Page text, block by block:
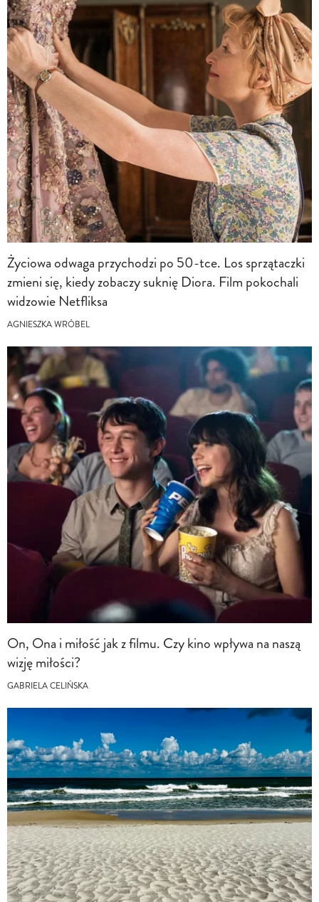
Życiowa odwaga przychodzi po 50-tce. Los sprzątaczki
zmieni się, kiedy zobaczy suknię Diora. Film pokochali
widzowie Netfliksa
AGNIESZKA WRÓBEL
On, Ona i miłość jak z filmu. Czy kino wpływa na naszą
wizję miłości?
GABRIELA CELIŃSKA